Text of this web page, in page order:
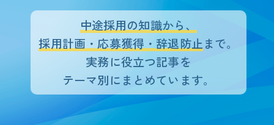
選考・面接
内定者フォロー
中途採用の知識から、
採用計画・応募獲得・辞退防止 まで。
実務に役立つ記事を
テーマ別にまとめています。